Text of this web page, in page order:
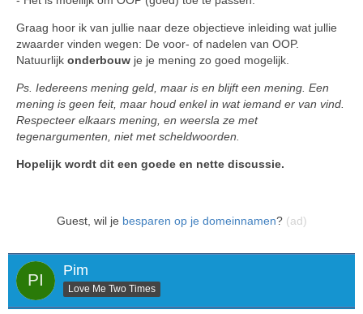
Graag hoor ik van jullie naar deze objectieve inleiding wat jullie
zwaarder vinden wegen: De voor- of nadelen van OOP.
Natuurlijk onderbouw je je mening zo goed mogelijk.
Ps. Iedereens mening geld, maar is en blijft een mening. Een
mening is geen feit, maar houd enkel in wat iemand er van vind.
Respecteer elkaars mening, en weersla ze met
tegenargumenten, niet met scheldwoorden.
Hopelijk wordt dit een goede en nette discussie.
Guest, wil je besparen op je domeinnamen? (ad)
Pim
Love Me Two Times